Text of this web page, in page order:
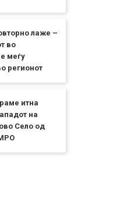
лаже –
во
меѓу
регионот
итна
на
Село од